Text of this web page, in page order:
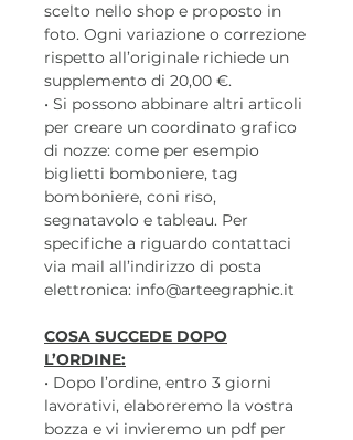
scelto nello shop e proposto in
foto. Ogni variazione o correzione
rispetto all’originale richiede un
supplemento di 20,00 €.
• Si possono abbinare altri articoli
per creare un coordinato grafico
di nozze: come per esempio
biglietti bomboniere, tag
bomboniere, coni riso,
segnatavolo e tableau. Per
specifiche a riguardo contattaci
via mail all’indirizzo di posta
elettronica: info@arteegraphic.it
COSA SUCCEDE DOPO
L’ORDINE:
• Dopo l’ordine, entro 3 giorni
lavorativi, elaboreremo la vostra
bozza e vi invieremo un pdf per